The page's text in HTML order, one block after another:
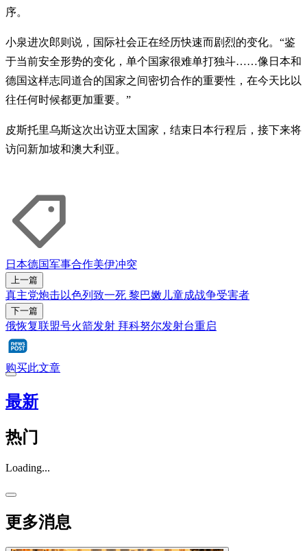
序。
小泉进次郎则说，国际社会正在经历快速而剧烈的变化。“鉴
于当前安全形势的变化，单个国家很难单打独斗……像日本和
德国这样志同道合的国家之间密切合​​作的重要性，在今天比以
往任何时候都更加重要。”
皮斯托里乌斯这次出访亚太国家，结束日本行程后，接下来将
访问新加坡和澳大利亚。
日本德国军事合作美伊冲突
上一篇
真主党炮击以色列致一死 黎巴嫩儿童成战争受害者
下一篇
俄恢复联盟号火箭发射 拜科努尔发射台重启
购买此文章
最新
热门
Loading...
更多消息